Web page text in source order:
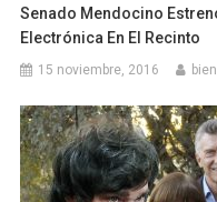
Senado Mendocino
Electrónica En El Recinto
15 noviembre, 2016